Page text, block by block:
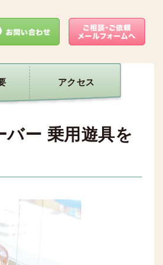
アクセス
ー 乗用遊具を